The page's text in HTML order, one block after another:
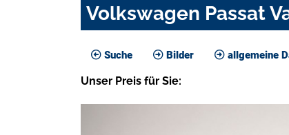
Volkswagen Passat
Suche Bilder allgemeine
Unser Preis für Sie: